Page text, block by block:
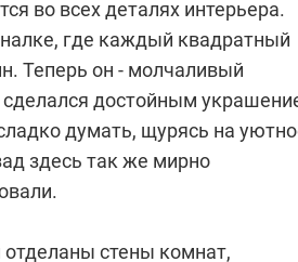
во всех деталях интерьера.
где каждый квадратный
Теперь он - молчаливый
достойным
думать, щурясь на
здесь так же мирно
стены комнат,